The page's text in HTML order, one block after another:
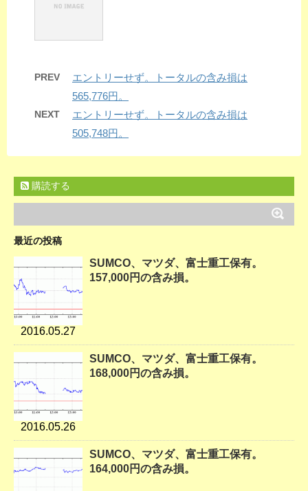
PREV
エントリーせず。トータルの含み損は
565,776円。
NEXT
エントリーせず。トータルの含み損は
505,748円。
購読する
最近の投稿
2016.05.27
SUMCO、マツダ、富士重工保有。
157,000円の含み損。
2016.05.26
SUMCO、マツダ、富士重工保有。
168,000円の含み損。
SUMCO、マツダ、富士重工保有。
164,000円の含み損。